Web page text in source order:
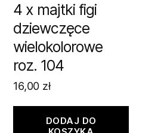
4 x majtki figi
dziewczęce
wielokolorowe
roz. 104
16,00 zł
DODAJ DO